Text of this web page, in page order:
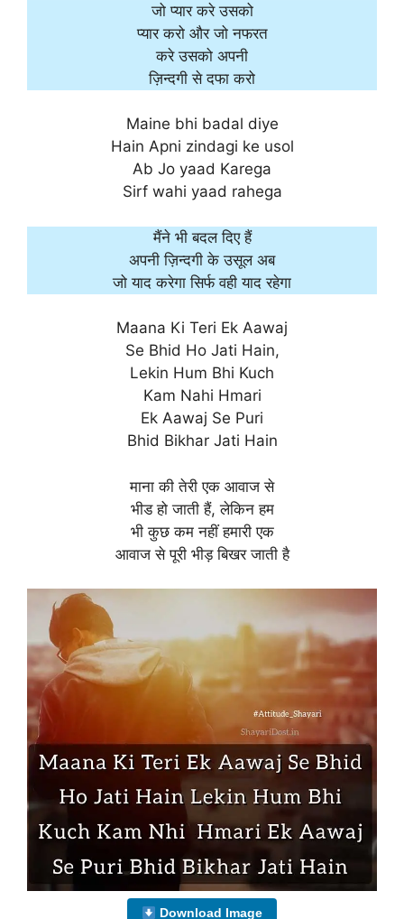
जो प्यार करे उसको
प्यार करो और जो नफरत
करे उसको अपनी
ज़िन्दगी से दफा करो
Maine bhi badal diye
Hain Apni zindagi ke usol
Ab Jo yaad Karega
Sirf wahi yaad rahega
मैंने भी बदल दिए हैं
अपनी ज़िन्दगी के उसूल अब
जो याद करेगा सिर्फ वही याद रहेगा
Maana Ki Teri Ek Aawaj
Se Bhid Ho Jati Hain,
Lekin Hum Bhi Kuch
Kam Nahi Hmari
Ek Aawaj Se Puri
Bhid Bikhar Jati Hain
माना की तेरी एक आवाज से
भीड हो जाती हैं, लेकिन हम
भी कुछ कम नहीं हमारी एक
आवाज से पूरी भीड़ बिखर जाती है
Download Image